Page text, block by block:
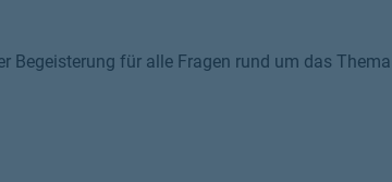
Begeisterung für alle Fragen rund um das Thema